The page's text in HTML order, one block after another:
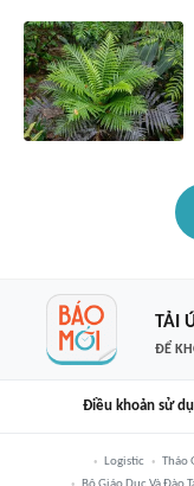
TẢI
ĐỂ
Điều khoản sử
Logistic Tháo